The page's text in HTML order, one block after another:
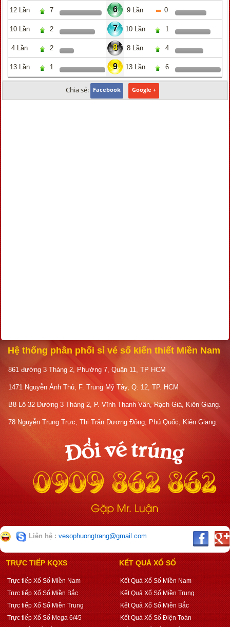
12 Lần 7 6 9 Lần 0
10 Lần 2 7 10 Lần 1
4 Lần 2 8 8 Lần 4
13 Lần 1 9 13 Lần 6
Chia sẻ: Facebook Google +
Hệ thống phân phối sỉ vé số kiến thiết Miền Nam
861 đường 3 Tháng 2, Phường 7, Quận 11, TP HCM
1471 Nguyễn Ảnh Thủ, F. Trung Mỹ Tây, Q. 12, TP. HCM
B8 Lô 32 Đường 3 Tháng 2, P. Vĩnh Thanh Vân, Rạch Giá, Kiên Giang.
78 Nguyễn Trung Trực, Thị Trấn Dương Đông, Phú Quốc, Kiên Giang.
Liên hệ : vesophuongtrang@gmail.com
TRỰC TIẾP KQXS
Trực tiếp Xổ Số Miền Nam
Trực tiếp Xổ Số Miền Bắc
Trực tiếp Xổ Số Miền Trung
Trực tiếp Xổ Số Mega 6/45
KẾT QUẢ XỔ SỐ
Kết Quả Xổ Số Miền Nam
Kết Quả Xổ Số Miền Trung
Kết Quả Xổ Số Miền Bắc
Kết Quả Xổ Số Điện Toán